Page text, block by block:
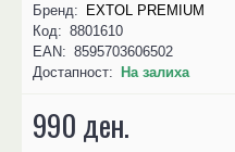
Бренд: EXTOL PREMIUM
Код: 8801610
EAN: 8595703606502
Достапност: На залиха
990 ден.